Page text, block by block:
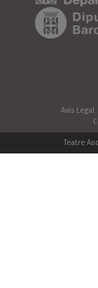
Avís Legal
Teatre